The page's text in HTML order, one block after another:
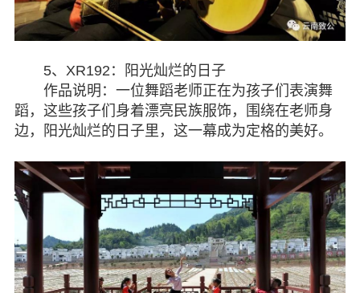
5、XR192：阳光灿烂的日子
作品说明：一位舞蹈老师正在为孩子们表演舞
蹈，这些孩子们身着漂亮民族服饰，围绕在老师身
边，阳光灿烂的日子里，这一幕成为定格的美好。